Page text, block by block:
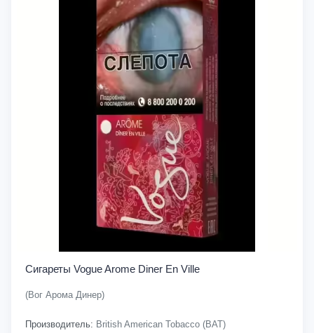
Сигареты Vogue Arome Diner En Ville
(Вог Арома Динер)
Производитель: British American Tobacco (BAT)